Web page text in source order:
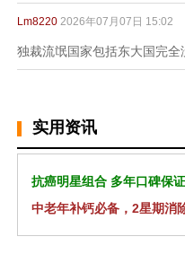
Lm8220 2026年07月07日 15:02
独裁流氓国家包括东大国完全
实用资讯
抗癌明星组合 多年口碑保
中老年补钙必备，2星期消